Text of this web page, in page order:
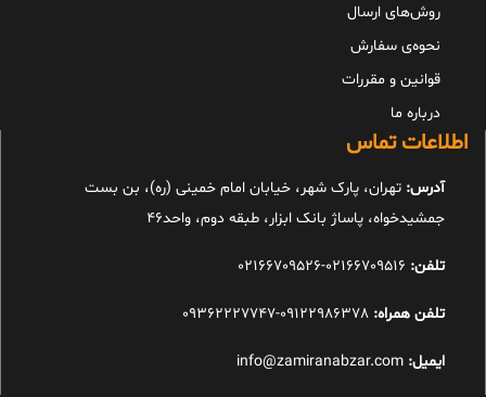
روش‌های ارسال
نحوه‌ی سفارش
قوانین و مقررات
درباره ما
اطلاعات تماس
آدرس: تهران، پارک شهر، خیابان امام خمینی (ره)، بن بست
جمشیدخواه، پاساژ بانک ابزار، طبقه دوم، واحد46
تلفن:
تلفن همراه: 09122986378-09362227747
ایمیل: